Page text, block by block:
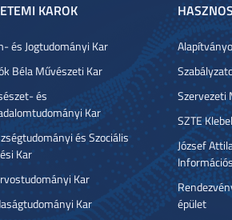
KAROK
és Jogtudományi Kar
Béla Művészeti Kar
és
Kar
és Szociális
Kar
Kar
Kar
Szervezeti
SZTE
József
épület